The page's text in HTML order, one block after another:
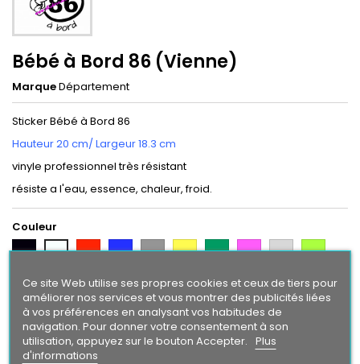
Bébé à Bord 86 (Vienne)
MarqueDépartement
Sticker Bébé à Bord 86
Hauteur 20 cm/ Largeur 18.3 cm
vinyle professionnel très résistant
résiste a l'eau, essence, chaleur, froid.
Couleur
Noir
BlancRougeBleu JauneVert Rose Gris
Vert
Bleu
Intense
OrangeViolet Gold
Finition
Brillant
Mat
Ce site Web utilise ses propres cookies et ceux de tiers pour
améliorer nos services et vous montrer des publicités liées
à vos préférences en analysant vos habitudes de
navigation. Pour donner votre consentement à son
utilisation, appuyez sur le bouton Accepter. Plus
d'informations